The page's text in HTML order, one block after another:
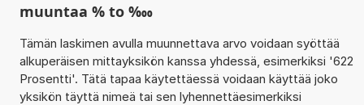
muuntaa % to ‱
Tämän laskimen avulla muunnettava arvo voidaan syöttää
alkuperäisen mittayksikön kanssa yhdessä, esimerkiksi '622
Prosentti'. Tätä tapaa käytettäessä voidaan käyttää joko
yksikön täyttä nimeä tai sen lyhennettäesimerkiksi